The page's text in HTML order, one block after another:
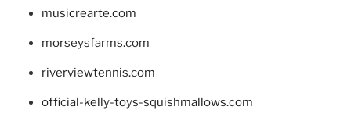
musicrearte.com
morseysfarms.com
riverviewtennis.com
official-kelly-toys-squishmallows.com